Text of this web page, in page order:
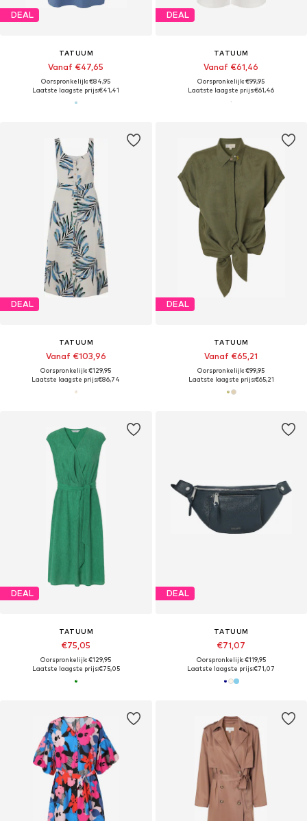
DEAL
TATUUM
Vanaf €47,65
Oorspronkelijk: €84,95
Laatste laagste prijs:€41,41
DEAL
TATUUM
Vanaf €61,46
Oorspronkelijk: €99,95
Laatste laagste prijs:€61,46
DEAL
TATUUM
Vanaf €103,96
Oorspronkelijk: €129,95
Laatste laagste prijs:€86,74
DEAL
TATUUM
Vanaf €65,21
Oorspronkelijk: €99,95
Laatste laagste prijs:€65,21
DEAL
TATUUM
€75,05
Oorspronkelijk: €129,95
Laatste laagste prijs:€75,05
DEAL
TATUUM
€71,07
Oorspronkelijk: €119,95
Laatste laagste prijs:€71,07